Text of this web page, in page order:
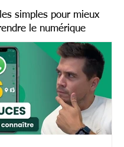
simples pour mieux
le numérique